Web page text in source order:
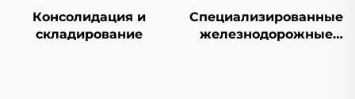
Консолидация и
складирование
Специализированные
железнодорожные